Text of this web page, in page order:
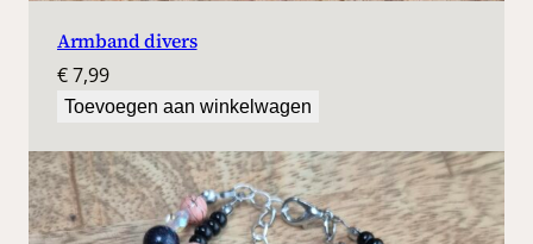
Armband divers
€7,99
Toevoegen aan winkelwagen